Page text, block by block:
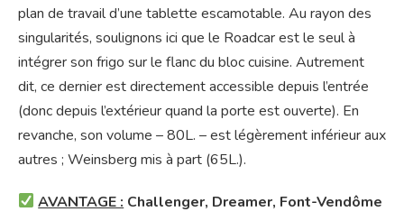
plan de travail d’une tablette escamotable. Au rayon des
singularités, soulignons ici que le Roadcar est le seul à
intégrer son frigo sur le flanc du bloc cuisine. Autrement
dit, ce dernier est directement accessible depuis l’entrée
(donc depuis l’extérieur quand la porte est ouverte). En
revanche, son volume – 80L. – est légèrement inférieur aux
autres ; Weinsberg mis à part (65L.).
AVANTAGE : Challenger, Dreamer, Font-Vendôme